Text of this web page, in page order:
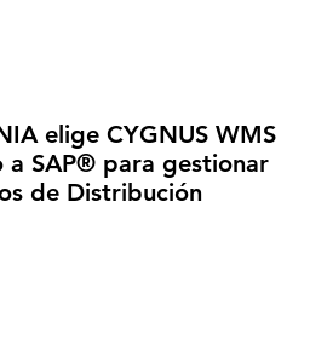
elige CYGNUS WMS
a SAP® para gestionar
de Distribución